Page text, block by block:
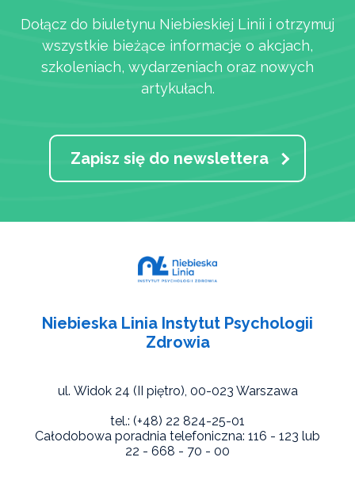
Dołącz do biuletynu Niebieskiej Linii i otrzymuj
wszystkie bieżące informacje o akcjach,
szkoleniach, wydarzeniach oraz nowych
artykułach.
Zapisz się do newslettera
Niebieska Linia Instytut Psychologii
Zdrowia
ul. Widok 24 (II piętro), 00-023 Warszawa
tel.: (+48) 22 824-25-01
Całodobowa poradnia telefoniczna: 116 - 123 lub
22 - 668 - 70 - 00